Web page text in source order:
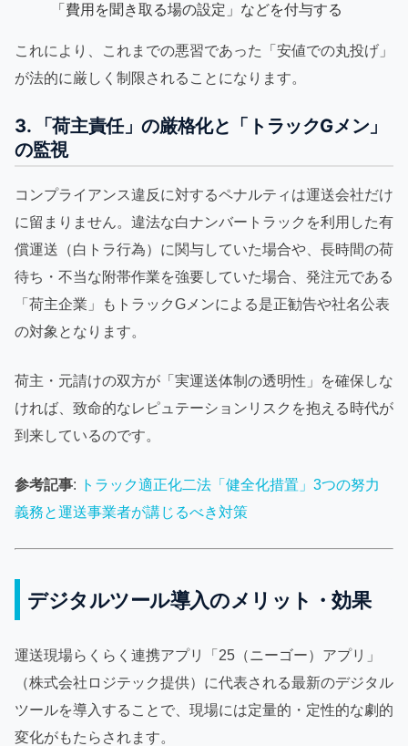
「費用を聞き取る場の設定」などを付与する
これにより、これまでの悪習であった「安値での丸投げ」
が法的に厳しく制限されることになります。
3. 「荷主責任」の厳格化と「トラックGメン」
の監視
コンプライアンス違反に対するペナルティは運送会社だけ
に留まりません。違法な白ナンバートラックを利用した有
償運送（白トラ行為）に関与していた場合や、長時間の荷
待ち・不当な附帯作業を強要していた場合、発注元である
「荷主企業」もトラックGメンによる是正勧告や社名公表
の対象となります。
荷主・元請けの双方が「実運送体制の透明性」を確保しな
ければ、致命的なレピュテーションリスクを抱える時代が
到来しているのです。
参考記事:
トラック適正化二法「健全化措置」3つの努力
義務と運送事業者が講じるべき対策
デジタルツール導入のメリット・効果
運送現場らくらく連携アプリ「25（ニーゴー）アプリ」
（株式会社ロジテック提供）に代表される最新のデジタル
ツールを導入することで、現場には定量的・定性的な劇的
変化がもたらされます。